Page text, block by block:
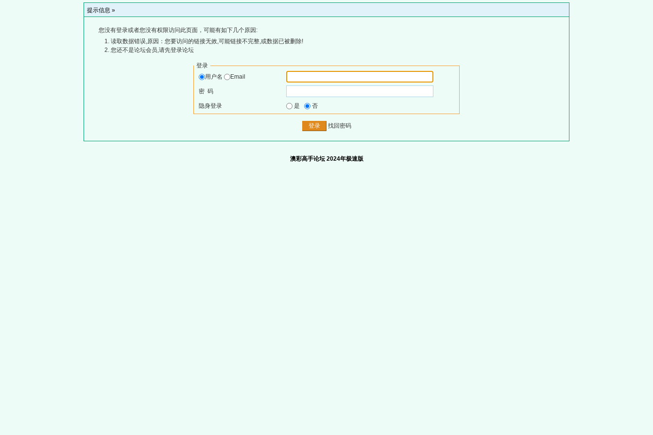
提示信息 »
您没有登录或者您没有权限访问此页面，可能有如下几个原因:
读取数据错误,原因：您要访问的链接无效,可能链接不完整,或数据已被删除!
您还不是论坛会员,请先登录论坛
登录
用户名
Email
密 码
隐身登录 是 否
找回密码
澳彩高手论坛 2024年极速版